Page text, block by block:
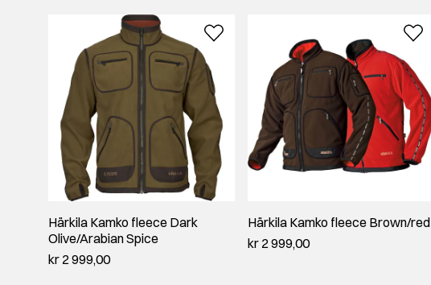
Härkila Kamko fleece Dark
Olive/Arabian Spice
kr 2 999,00
Härkila Kamko fleece Brown/red
kr 2 999,00